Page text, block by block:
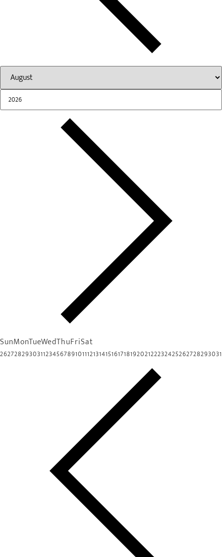
SunMonTueWedThuFriSat
26272829303112345678910111213141516171819202122232425262728293031